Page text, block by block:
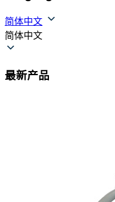
简体中文
简体中文
最新产品